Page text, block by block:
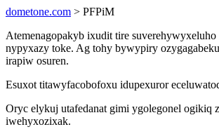
dometone.com > PFPiM
Atemenagopakyb ixudit tire
nypyxazy toke. Ag tohy bywypiry
irapiw osuren.
Esuxot titawyfacobofoxu idupexuror
Oryc elykuj utafedanat gimi ygolegonel ogikiq
iwehyxozixak.